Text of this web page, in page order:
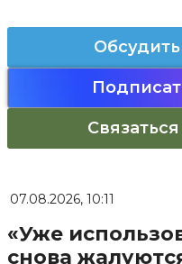
07.08.2026, 10:11
«Уже
снова